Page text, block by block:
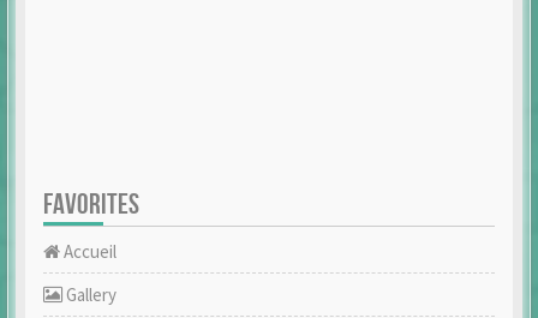
FAVORITES
Accueil
Gallery